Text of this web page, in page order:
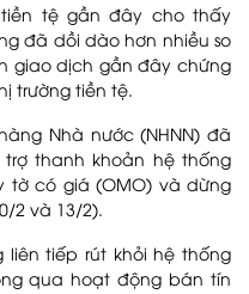
tệ gần đây cho thấy
đã dồi dào hơn nhiều so
giao dịch gần đây chứng
trường tiền tệ.
Nhà nước (NHNN) đã
thanh khoản hệ thống
tờ có giá (OMO) và dừng
2 và 13/2).
tiếp rút khỏi hệ thống
qua hoạt động bán tín